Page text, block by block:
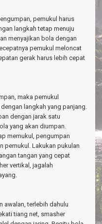
pemukul harus
langkah tetap menuju
menyajikan bola dengan
pemukul meloncat
gerak harus lebih cepat
maka pemukul
langkah yang panjang.
dengan jarak satu
yang akan diumpan.
memukul, pengumpan
pemukul. Lakukan pukulan
tangan yang cepat
vertikal, jagalah
awalan, terlebih dahulu
tiang net, smasher